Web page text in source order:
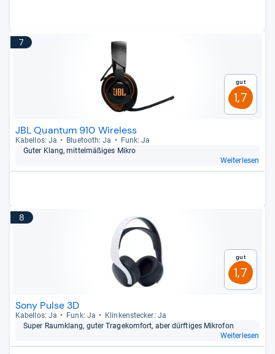
7
Gut
1,7
JBL Quantum 910 Wireless
Kabel­los: Ja Blue­tooth: Ja
Funk: Ja
Guter Klang, mit­tel­mä­ßi­ges Mikro
Weiterlesen
8
Gut
1,7
Sony Pulse 3D
Kabel­los: Ja Funk: Ja
Klin­ken­ste­cker: Ja
Super Raum­klang, guter Tra­ge­kom­fort, aber dürf­ti­ges Mikro­fon
Weiterlesen